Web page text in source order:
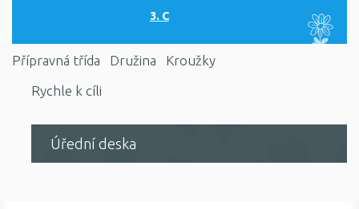
3. C
Přípravná třída Družina
Kroužky
Rychle k cíli
Úřední deska